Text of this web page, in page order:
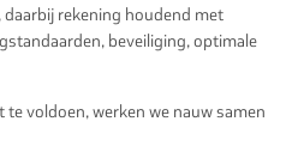
rekening houdend met
beveiliging, optimale
te voldoen, werken we nauw samen